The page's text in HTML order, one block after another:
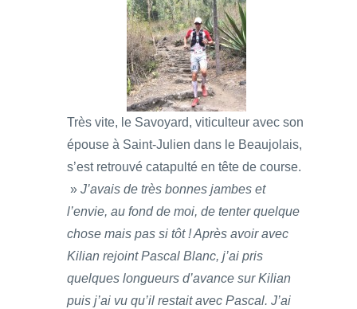
Très vite, le Savoyard, viticulteur avec son
épouse à Saint-Julien dans le Beaujolais,
s’est retrouvé catapulté en tête de course.
» J’avais de très bonnes jambes et
l’envie, au fond de moi, de tenter quelque
chose mais pas si tôt ! Après avoir avec
Kilian rejoint Pascal Blanc, j’ai pris
quelques longueurs d’avance sur Kilian
puis j’ai vu qu’il restait avec Pascal. J’ai